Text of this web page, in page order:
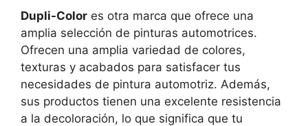
Dupli-Color es otra marca que ofrece una
amplia selección de pinturas automotrices.
Ofrecen una amplia variedad de colores,
texturas y acabados para satisfacer tus
necesidades de pintura automotriz. Además,
sus productos tienen una excelente resistencia
a la decoloración, lo que significa que tu